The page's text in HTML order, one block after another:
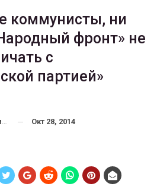
коммунисты, ни
фронт» не
с
партией»
Окт 28, 2014